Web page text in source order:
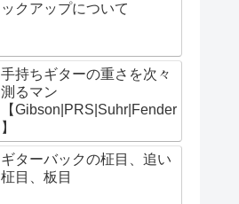
ックアップについて
手持ちギターの重さを次々
測るマン
【Gibson|PRS|Suhr|Fender
】
ギターバックの柾目、追い
柾目、板目